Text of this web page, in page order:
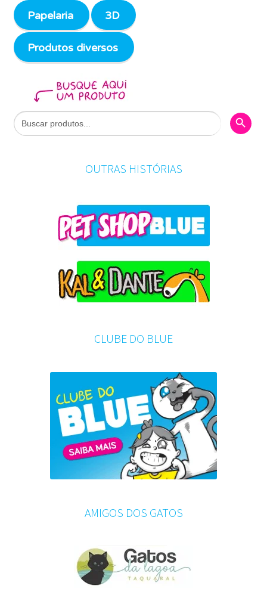
Papelaria 3D
Produtos diversos
Search
for:
Search
OUTRAS HISTÓRIAS
CLUBE DO BLUE
AMIGOS DOS GATOS